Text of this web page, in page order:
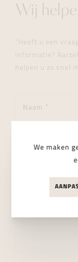
Wij
"Heeft u een
informatie?
helpen u zo snel
We maken